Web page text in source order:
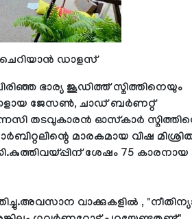
ഡാളസ്
ഭാര്യ ജൂഡിത്ത് സ്മിത്തിനെയും
ജേസൺ, ചാഡ് ബർണറ്റ്
തടവുകാരൻ ഓസ്‌കാർ
മാരകമായ വിഷ
ശേഷം 75 കാരനായ
വാക്കുകളിൽ ,